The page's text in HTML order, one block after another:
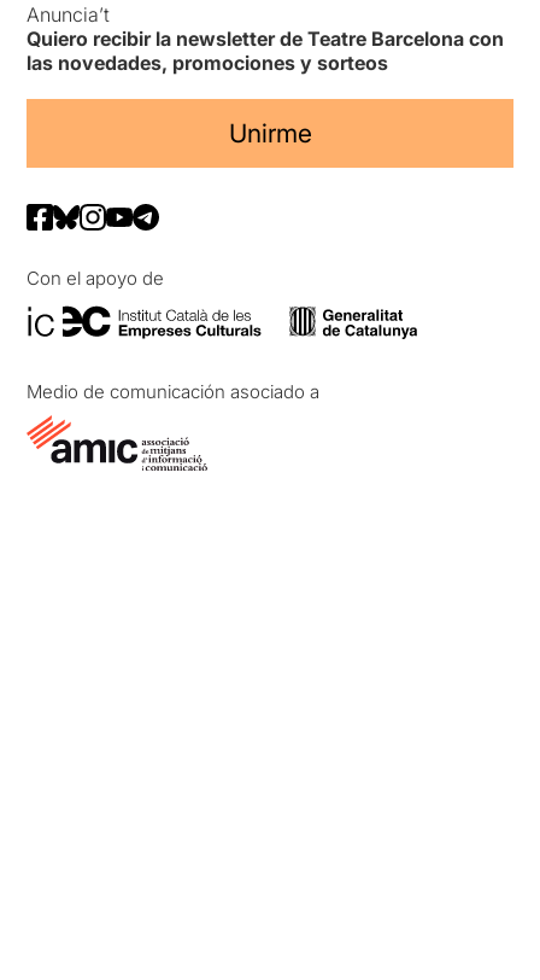
Anuncia’t
Quiero recibir la newsletter de Teatre Barcelona con
las novedades, promociones y sorteos
Unirme
Con el apoyo de
Medio de comunicación asociado a